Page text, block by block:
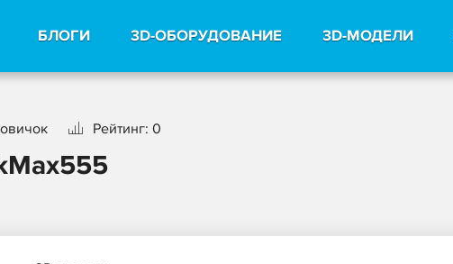
БЛОГИ 3D-ОБОРУДОВАНИЕ 3D-МОДЕЛИ
Рейтинг: 0